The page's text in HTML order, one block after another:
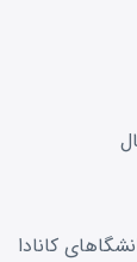
کانادا